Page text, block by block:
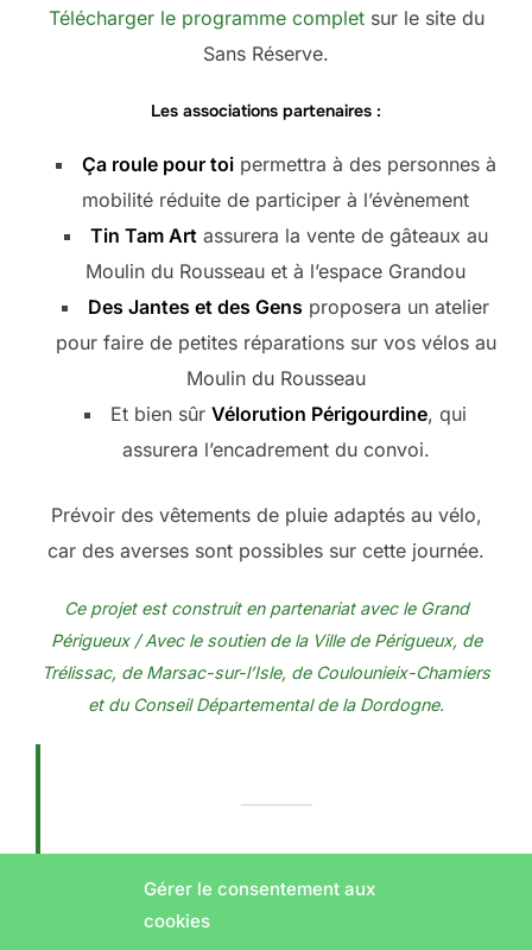
Gérer le consentement aux
cookies
Télécharger le programme completsur le site du
Sans Réserve.
Les associations partenaires :
Ça roule pour toipermettra à des personnes à
mobilité réduite de participer à l’évènement
Tin Tam Artassurera la vente de gâteaux au
Moulin du Rousseau et à l’espace Grandou
Des Jantes et des Gens proposera un atelier
pour faire de petites réparations sur vos vélos au
Moulin du Rousseau
Et bien sûr Vélorution Périgourdine, qui
assurera l’encadrement du convoi.
Prévoir des vêtements de pluie adaptés au vélo,
car des averses sont possibles sur cette journée.
Ce projet est construit en partenariat avec le Grand
Périgueux / Avec le soutien de la Ville de Périgueux, de
Trélissac, de Marsac-sur-l’Isle, de Coulounieix-Chamiers
et du Conseil Départemental de la Dordogne.